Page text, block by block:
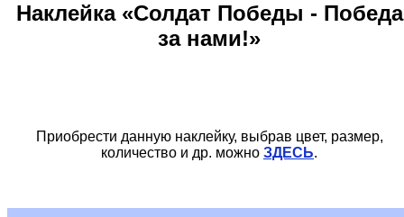
Наклейка «Солдат Победы - Победа
за нами!»
Приобрести данную наклейку, выбрав цвет, размер,
количество и др. можно ЗДЕСЬ.